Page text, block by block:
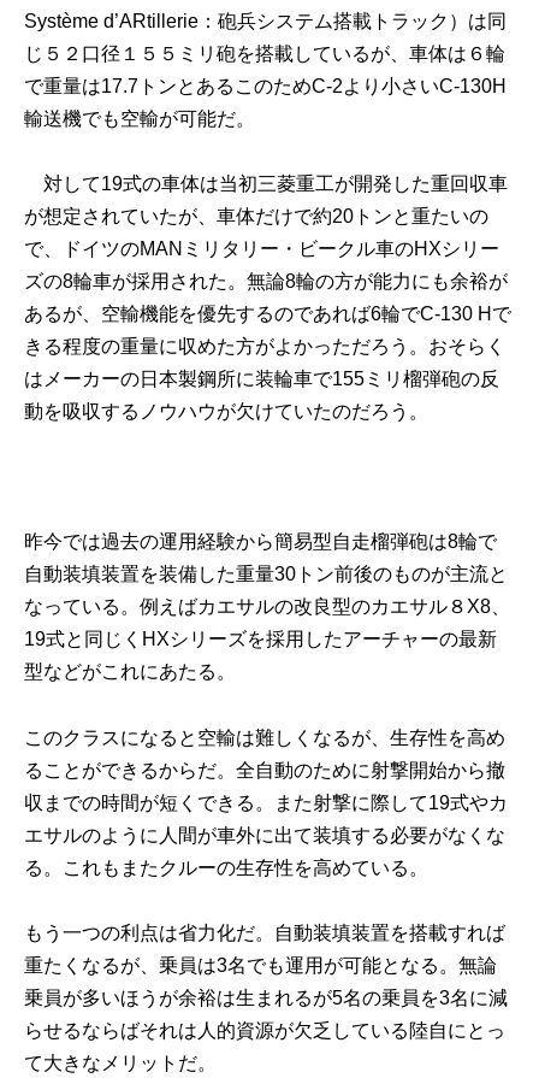
Système d’ARtillerie：砲兵システム搭載トラック）は同
じ５２口径１５５ミリ砲を搭載しているが、車体は６輪
で重量は17.7トンとあるこのためC-2より小さいC-130H
輸送機でも空輸が可能だ。
対して19式の車体は当初三菱重工が開発した重回収車
が想定されていたが、車体だけで約20トンと重たいの
で、ドイツのMANミリタリー・ビークル車のHXシリー
ズの8輪車が採用された。無論8輪の方が能力にも余裕が
あるが、空輸機能を優先するのであれば6輪でC-130 Hで
きる程度の重量に収めた方がよかっただろう。おそらく
はメーカーの日本製鋼所に装輪車で155ミリ榴弾砲の反
動を吸収するノウハウが欠けていたのだろう。
昨今では過去の運用経験から簡易型自走榴弾砲は8輪で
自動装填装置を装備した重量30トン前後のものが主流と
なっている。例えばカエサルの改良型のカエサル８X8、
19式と同じくHXシリーズを採用したアーチャーの最新
型などがこれにあたる。
このクラスになると空輸は難しくなるが、生存性を高め
ることができるからだ。全自動のために射撃開始から撤
収までの時間が短くできる。また射撃に際して19式やカ
エサルのように人間が車外に出て装填する必要がなくな
る。これもまたクルーの生存性を高めている。
もう一つの利点は省力化だ。自動装填装置を搭載すれば
重たくなるが、乗員は3名でも運用が可能となる。無論
乗員が多いほうが余裕は生まれるが5名の乗員を3名に減
らせるならばそれは人的資源が欠乏している陸自にとっ
て大きなメリットだ。